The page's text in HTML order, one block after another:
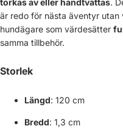
är redo för nästa äventyr utan
hundägare som värdesätter
samma tillbehör.
Storlek
Längd: 120 cm
Bredd: 1,3 cm